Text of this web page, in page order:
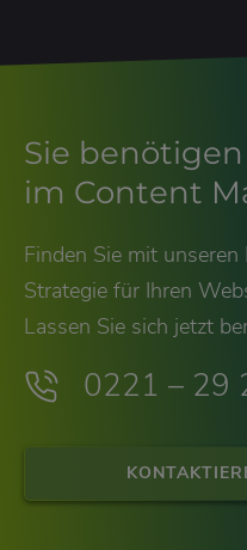
Sie
im Content
Finden Sie mit
Strategie für Ihren
Lassen Sie sich jetzt
0221 – 29